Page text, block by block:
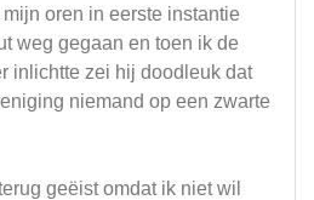
oren in eerste instantie
weg gegaan en toen ik de
inlichtte zei hij doodleuk dat
niemand op een zwarte
geëist omdat ik niet wil